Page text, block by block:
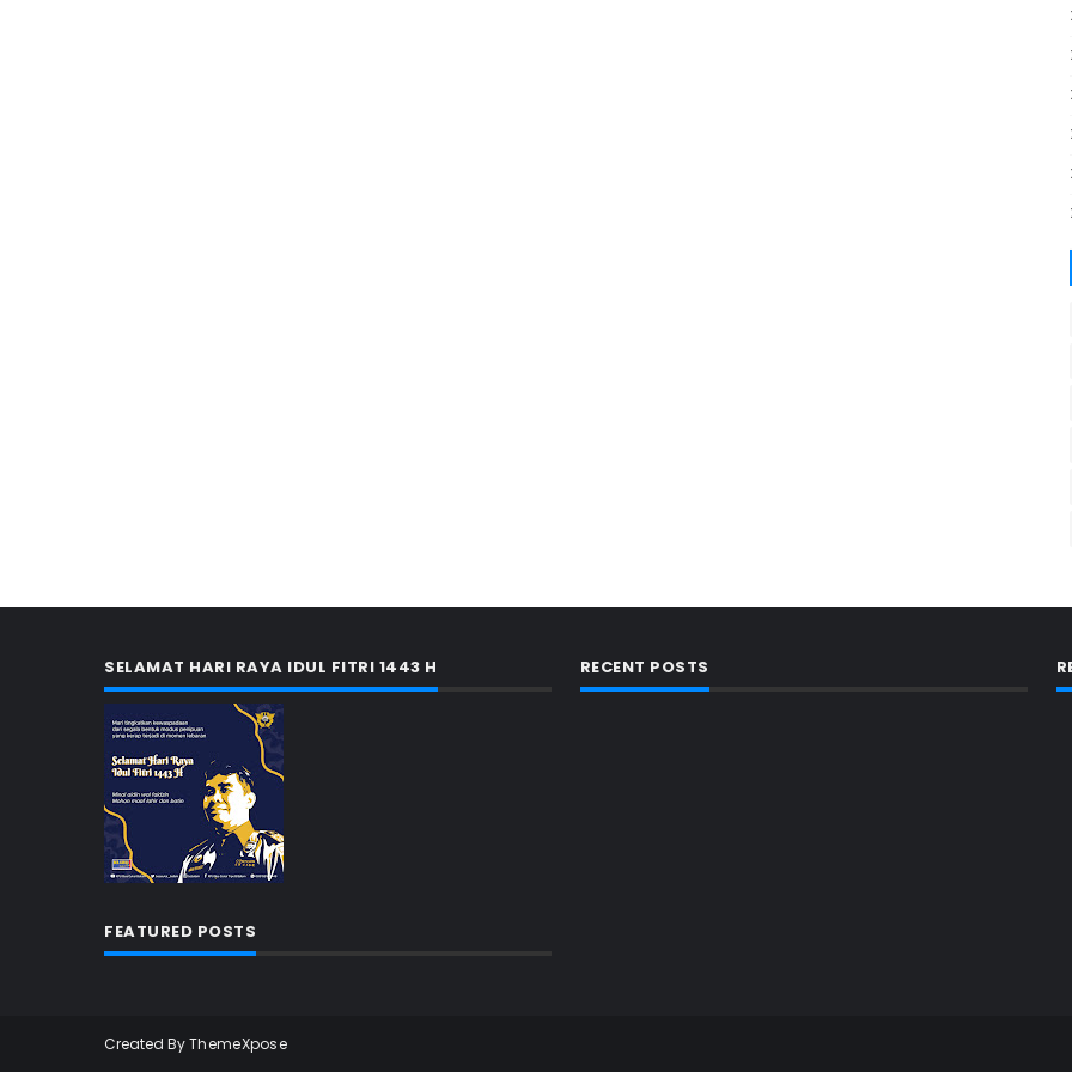
SELAMAT HARI RAYA IDUL FITRI 1443 H
FEATURED POSTS
RECENT POSTS
Created ByThemeXpose